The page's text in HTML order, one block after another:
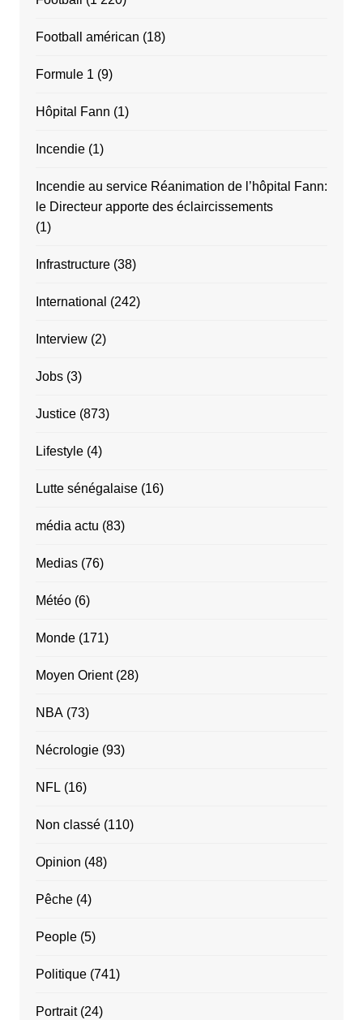
Football américan (18)
Formule 1 (9)
Hôpital Fann (1)
Incendie(1)
Incendie au service Réanimation de l’hôpital Fann:
le Directeur apporte des éclaircissements
(1)
Infrastructure(38)
International (242)
Interview(2)
Jobs(3)
Justice(873)
Lifestyle(4)
Lutte sénégalaise(16)
média actu (83)
Medias(76)
Météo(6)
Monde(171)
Moyen Orient(28)
NBA(73)
Nécrologie(93)
NFL (16)
Non classé(110)
Opinion (48)
Pêche(4)
People(5)
Politique(741)
Portrait(24)